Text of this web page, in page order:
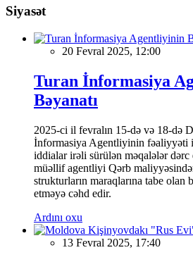
Siyasət
20 Fevral 2025, 12:00
Turan İnformasiya
Bəyanatı
2025-ci il fevralın 15-də və 18-də
İnformasiya Agentliyinin fəaliyyəti
iddialar irəli sürülən məqalələr
müəllif agentliyi Qərb
strukturların maraqlarına tabe
etməyə cəhd edir.
Ardını oxu
13 Fevral 2025, 17:40